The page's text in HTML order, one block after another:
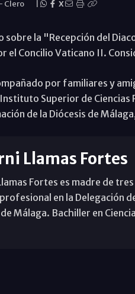
- Clero X
sobre la "Recepción del
el Concilio Vaticano II.
por familiares y
Superior de Ciencias
de la Diócesis de
Llamas Fortes
Fortes es madre de
en la Delegación
Málaga. Bachiller en